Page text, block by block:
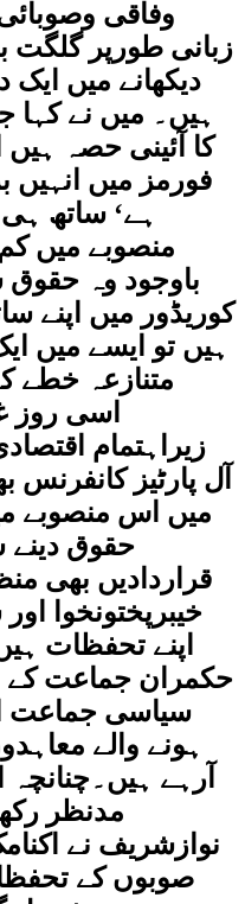
وفاقی
زبانی طورپر گلگت
دیکھانے میں
ہیں۔ میں نے کہا
کا آئینی حصہ
فورمز میں انہیں
ہے‘ ساتھ
منصوبے میں
باوجود وہ
کوریڈور میں اپنے
ہیں تو ایسے میں
متنازعہ خطے
اسی روز
زیراہتمام
آل پارٹیز
میں اس منصوبے
حقوق دینے
قراردادیں بھی
خیبرپختونخوا
اپنے تحفظات
حکمران جماعت کے
سیاسی جماعت
ہونے والے
آرہے
مدنظر
نوازشریف نے
صوبوں کے